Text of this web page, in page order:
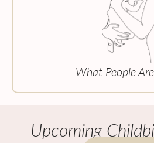
What People
Upcoming